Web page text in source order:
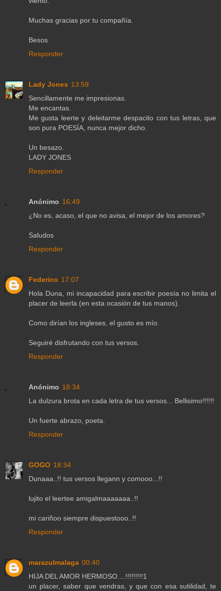
Muchas gracias por tu compañía.
Besos
Responder
Lady Jones 13:59
Sencillamente me impresionas.
Me encantas.
Me gusta leerte y deleitarme despacito con tus letras, que
son pura POESÍA, nunca mejor dicho.
Un besazo.
LADY JONES
Responder
Anónimo 16:49
¿No es, acaso, el que no avisa, el mejor de los amores?
Saludos
Responder
Federico 17:07
Hola Duna, mi incapacidad para escribir poesía no limita el
placer de leerla (en esta ocasión de tus manos).
Como dirían los ingleses, el gusto es mío.
Seguiré disfrutando con tus versos.
Responder
Anónimo 18:34
La dulzura brota en cada letra de tus versos... Bellisimo!!!!!!
Un fuerte abrazo, poeta.
Responder
GOGO 18:34
Dunaaa..!! tus versos llegann y comooo...!!
lujito el leertee amigalmaaaaaaa..!!
mi cariñoo siempre dispuestooo..!!
Responder
marazulmalaga 00:40
HIJA DEL AMOR HERMOSO....!!!!!!!!!1
un placer, saber que vendras, y que con esa sutilidad, te